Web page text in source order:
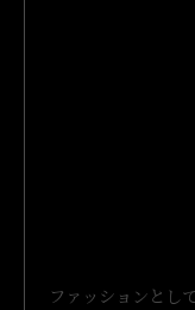
ファッションとし